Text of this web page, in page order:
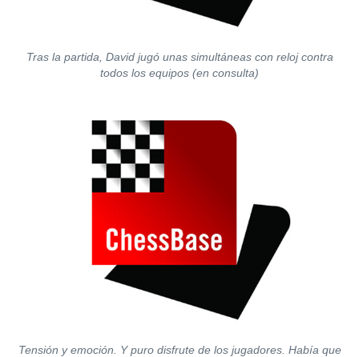
Tras la partida, David jugó unas simultáneas con reloj contra
todos los equipos (en consulta)
Tensión y emoción. Y puro disfrute de los jugadores. Había que